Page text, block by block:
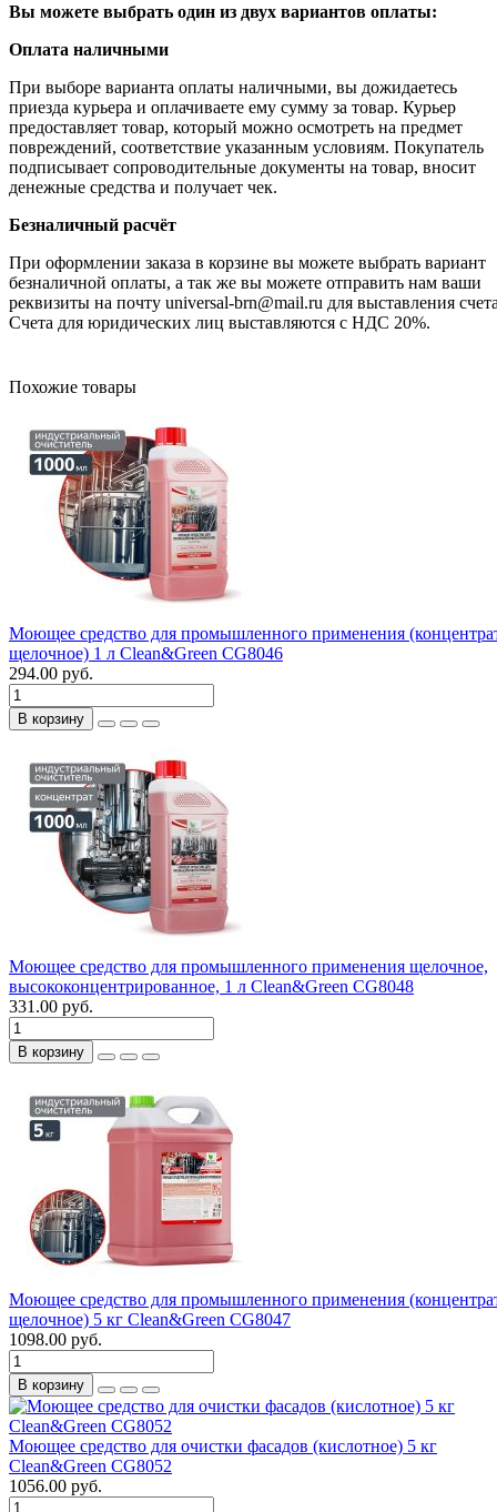
Вы можете выбрать один из двух вариантов оплаты:
Оплата наличными
При выборе варианта оплаты наличными, вы дожидаетесь
приезда курьера и оплачиваете ему сумму за товар. Курьер
предоставляет товар, который можно осмотреть на предмет
повреждений, соответствие указанным условиям. Покупатель
подписывает сопроводительные документы на товар, вносит
денежные средства и получает чек.
Безналичный расчёт
При оформлении заказа в корзине вы можете выбрать вариант
безналичной оплаты, а так же вы можете отправить нам ваши
реквизиты на почту universal-brn@mail.ru для выставления
Счета для юридических лиц выставляются с НДС 20%.
Похожие товары
Моющее средство для промышленного применения
щелочное) 1 л Clean&Green CG8046
294.00 руб.
В корзину
Моющее средство для промышленного применения щелочное,
высококонцентрированное, 1 л Clean&Green CG8048
331.00 руб.
В корзину
Моющее средство для промышленного применения
щелочное) 5 кг Clean&Green CG8047
1098.00 руб.
В корзину
Моющее средство для очистки фасадов (кислотное) 5 кг
Clean&Green CG8052
1056.00 руб.